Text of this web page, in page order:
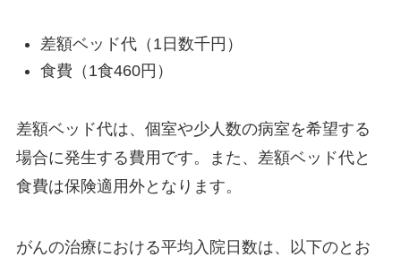
差額ベッド代（1日数千円）
食費（1食460円）
差額ベッド代は、個室や少人数の病室を希望する
場合に発生する費用です。また、差額ベッド代と
食費は保険適用外となります。
がんの治療における平均入院日数は、以下のとお